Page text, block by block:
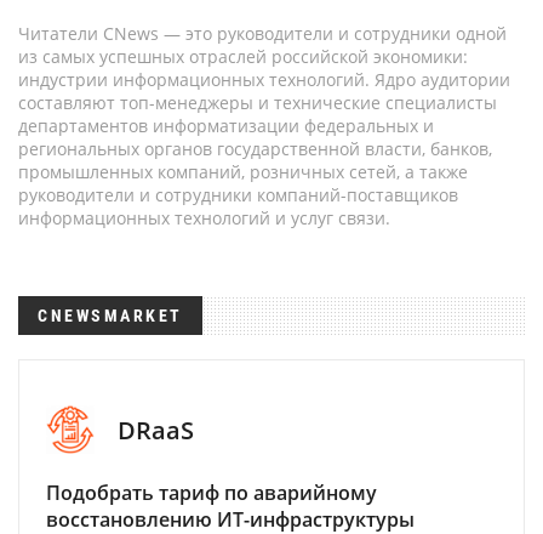
Читатели CNews — это руководители и сотрудники одной
из самых успешных отраслей российской экономики:
индустрии информационных технологий. Ядро аудитории
составляют топ-менеджеры и технические специалисты
департаментов информатизации федеральных и
региональных органов государственной власти, банков,
промышленных компаний, розничных сетей, а также
руководители и сотрудники компаний-поставщиков
информационных технологий и услуг связи.
CNEWSMARKET
DRaaS
Подобрать тариф по аварийному
восстановлению ИТ-инфраструктуры